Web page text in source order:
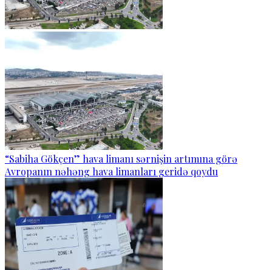
“Sabiha Gökçen” hava limanı sərnişin artımına görə
Avropanın nəhəng hava limanları geridə qoydu